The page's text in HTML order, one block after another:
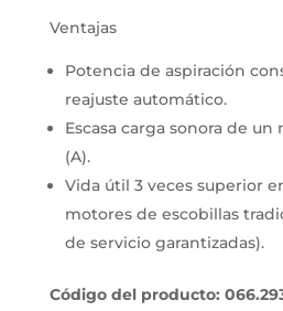
Ventajas
Potencia de aspiración
reajuste automático.
Escasa carga sonora de
(A).
Vida útil 3 veces superior
motores de escobillas
de servicio garantizadas).
Código del producto: